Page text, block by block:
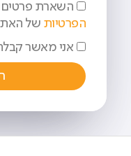
השארת פרטים
הפרטיות של
אני מאשר